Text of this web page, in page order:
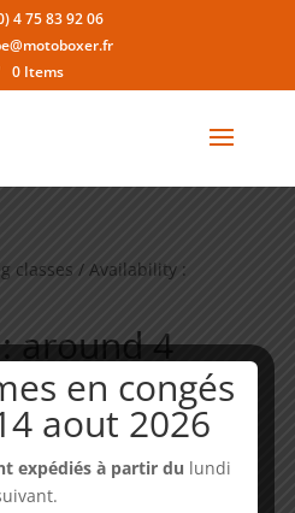
4 75 83 92 06
0 Items
classes / Availability :
around 4
en congés
aout 2026
expédiés à partir du lundi